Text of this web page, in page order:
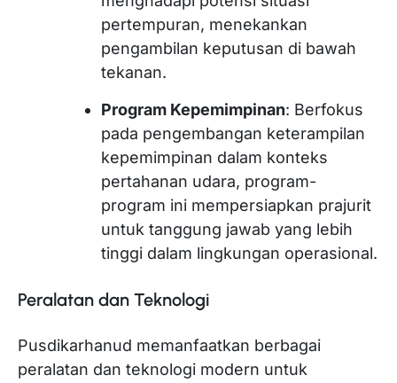
pertempuran, menekankan
pengambilan keputusan di bawah
tekanan.
Program Kepemimpinan: Berfokus
pada pengembangan keterampilan
kepemimpinan dalam konteks
pertahanan udara, program-
program ini mempersiapkan prajurit
untuk tanggung jawab yang lebih
tinggi dalam lingkungan operasional.
Peralatan dan Teknologi
Pusdikarhanud memanfaatkan berbagai
peralatan dan teknologi modern untuk